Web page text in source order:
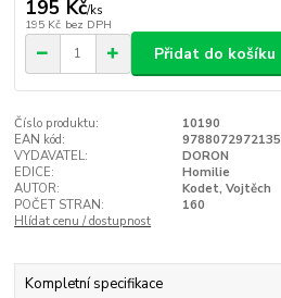
195 Kč/ks
195 Kč bez DPH
Přidat do košíku
Číslo produktu:
10190
EAN kód:
9788072972135
VYDAVATEL:
DORON
EDICE:
Homilie
AUTOR:
Kodet, Vojtěch
POČET STRAN:
160
Hlídat cenu / dostupnost
Kompletní specifikace